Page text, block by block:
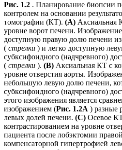
Рис. 1.2 . Планирование биопсии
контролем на основании
томографии (КТ). (А) Аксиальная
уровне ворот печени.
доступную правую долю печени
( стрелки ) и легко доступную
субксифоидного (надчревного)
( стрелки ). (B) Аксиальная КТ с
уровне отверстия аорты.
небольшую левую долю печени,
субксифоидного (надчревного)
этого изображения является
изображением (Рис. 1.2А ) разные
левых долей печени. (C) Осевое
контрастированием на уровне
пациента после лобэктомии
компенсаторной гипертрофией